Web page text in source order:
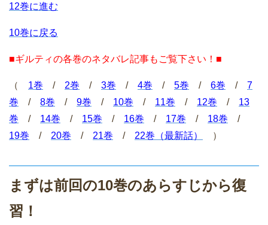
12巻に進む
10巻に戻る
■ギルティの各巻のネタバレ記事もご覧下さい！■
（ 1巻 / 2巻 / 3巻 / 4巻 / 5巻 / 6巻 / 7
巻 / 8巻 / 9巻 / 10巻 / 11巻 / 12巻 / 13
巻 / 14巻 / 15巻 / 16巻 / 17巻 / 18巻 /
19巻 / 20巻 / 21巻 / 22巻（最新話） ）
まずは前回の10巻のあらすじから復
習！